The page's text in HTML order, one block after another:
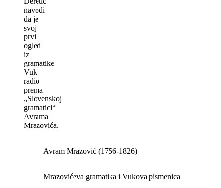
navodi
da je
svoj
prvi
ogled
iz
gramatike
Vuk
radio
prema
„Slovenskoj
gramatici“
Avrama
Mrazovića.
Avram Mrazović (1756-1826)
Mrazovićeva gramatika i Vukova pismenica